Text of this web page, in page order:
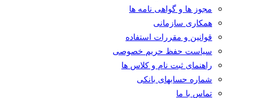
مجوز ها و گواهی نامه ها
همکاری سازمانی
قوانین و مقررات استفاده
سیاست حفظ حریم خصوصی
راهنمای ثبت نام و کلاس ها
شماره حسابهای بانکی
تماس با ما